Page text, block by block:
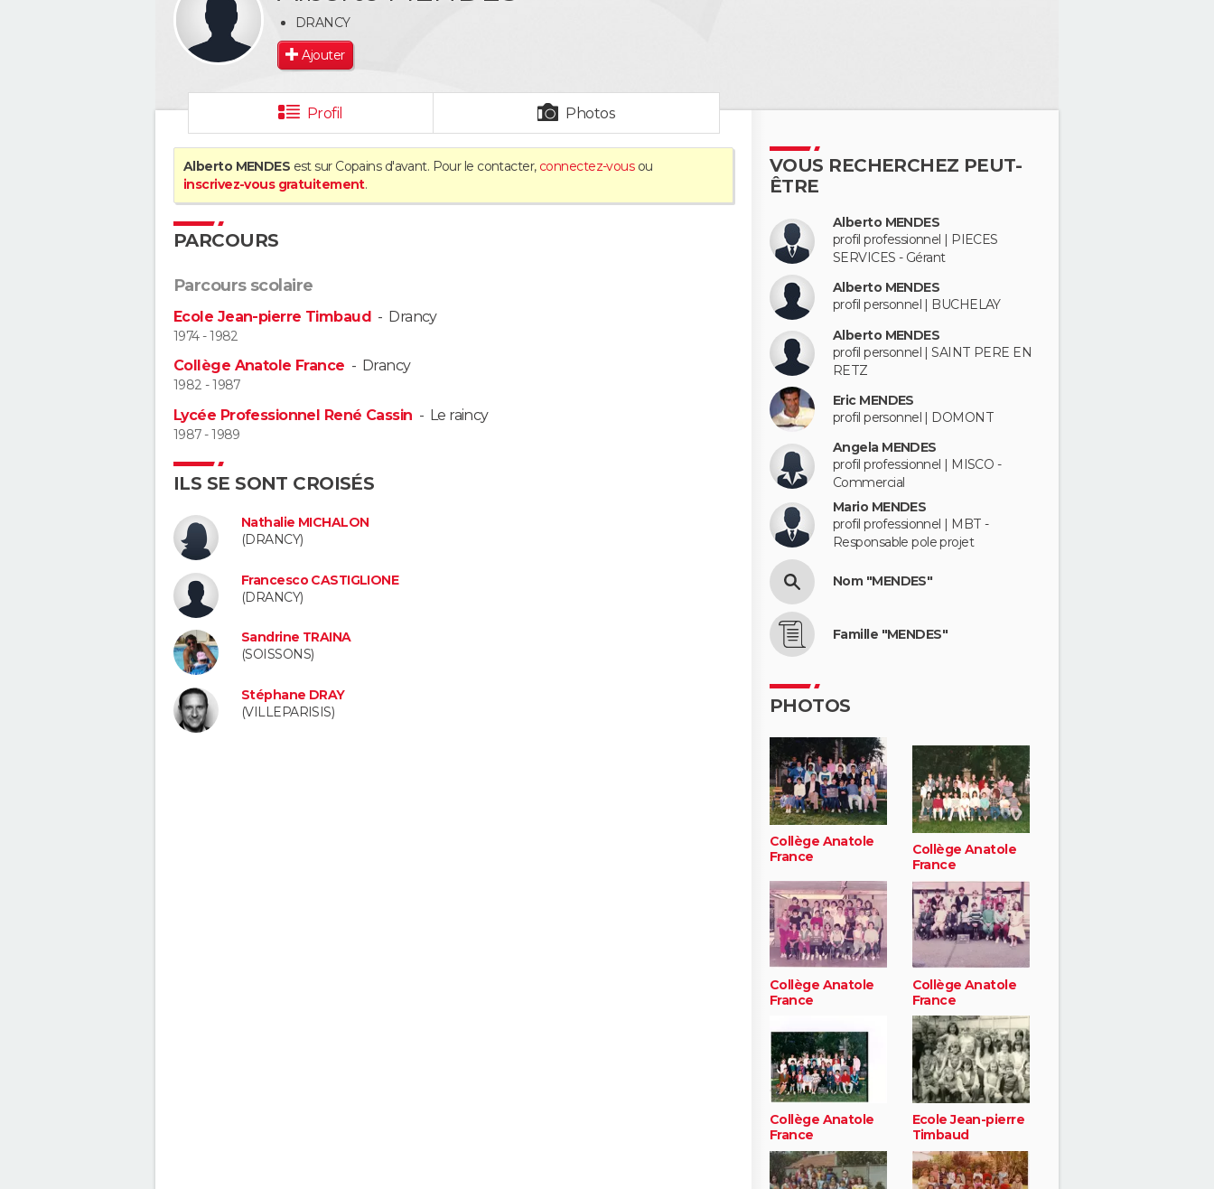
DRANCY
Ajouter
Profil Photos
Alberto MENDES est sur Copains d'avant. Pour le contacter, connectez-vousou
inscrivez-vous gratuitement.
PARCOURS
Parcours scolaire
Ecole Jean-pierre Timbaud - Drancy
1974 - 1982
Collège Anatole France - Drancy
1982 - 1987
Lycée Professionnel René Cassin - Le raincy
1987 - 1989
ILS SE SONT CROISÉS
Nathalie MICHALON
(DRANCY)
Francesco CASTIGLIONE
(DRANCY)
Sandrine TRAINA
(SOISSONS)
Stéphane DRAY
(VILLEPARISIS)
VOUS RECHERCHEZ PEUT-
ÊTRE
Alberto MENDES
profil professionnel | PIECES
SERVICES - Gérant
Alberto MENDES
profil personnel | BUCHELAY
Alberto MENDES
profil personnel | SAINT PERE EN
RETZ
Eric MENDES
profil personnel | DOMONT
Angela MENDES
profil professionnel | MISCO -
Commercial
Mario MENDES
profil professionnel | MBT -
Responsable pole projet
Nom "MENDES"
Famille "MENDES"
PHOTOS
Collège Anatole
France
Collège Anatole
France
Collège Anatole
France
Collège Anatole
France
Collège Anatole
France
Ecole Jean-pierre
Timbaud